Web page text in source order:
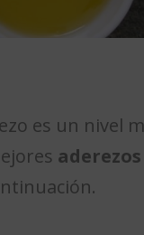
es un nivel